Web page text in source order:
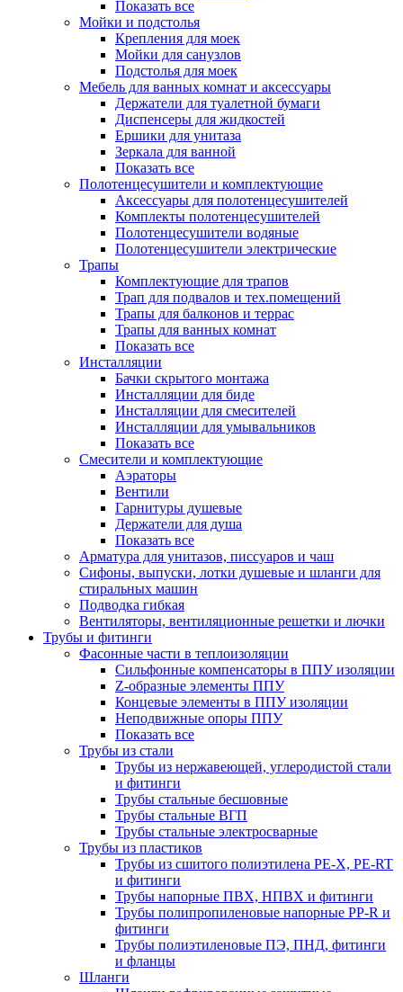
Показать все
Мойки и подстолья
Крепления для моек
Мойки для санузлов
Подстолья для моек
Мебель для ванных комнат и аксессуары
Держатели для туалетной бумаги
Диспенсеры для жидкостей
Ершики для унитаза
Зеркала для ванной
Показать все
Полотенцесушители и комплектующие
Аксессуары для полотенцесушителей
Комплекты полотенцесушителей
Полотенцесушители водяные
Полотенцесушители электрические
Трапы
Комплектующие для трапов
Трап для подвалов и тех.помещений
Трапы для балконов и террас
Трапы для ванных комнат
Показать все
Инсталляции
Бачки скрытого монтажа
Инсталляции для биде
Инсталляции для смесителей
Инсталляции для умывальников
Показать все
Смесители и комплектующие
Аэраторы
Вентили
Гарнитуры душевые
Держатели для душа
Показать все
Арматура для унитазов, писсуаров и чаш
Сифоны, выпуски, лотки душевые и шланги для
стиральных машин
Подводка гибкая
Вентиляторы, вентиляционные решетки и лючки
Трубы и фитинги
Фасонные части в теплоизоляции
Cильфонные компенсаторы в ППУ изоляции
Z-образные элементы ППУ
Концевые элементы в ППУ изоляции
Неподвижные опоры ППУ
Показать все
Трубы из стали
Трубы из нержавеющей, углеродистой стали
и фитинги
Трубы стальные бесшовные
Трубы стальные ВГП
Трубы стальные электросварные
Трубы из пластиков
Трубы из сшитого полиэтилена PE-X, PE-RT
и фитинги
Трубы напорные ПВХ, НПВХ и фитинги
Трубы полипропиленовые напорные PP-R и
фитинги
Трубы полиэтиленовые ПЭ, ПНД, фитинги
и фланцы
Шланги